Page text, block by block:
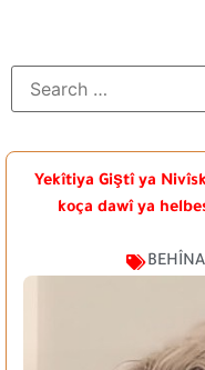
Yekîtiya Giştî ya
koça dawî ya